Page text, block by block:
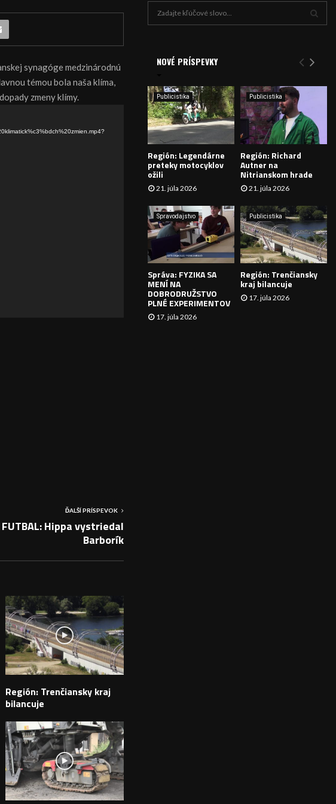
synagóge medzinárodnú
témou bola naša klíma,
zmeny klímy.
ĎALŠÍ PRÍSPEVOK
FUTBAL: Hippa vystriedal
Barborík
Región: Trenčiansky kraj
bilancuje
e
:
Y
H
A
Á
V
A
N
I
NOVÉ PRÍSPEVKY
Publicistika
Región: Legendárne
preteky motocyklov
ožili
21. júla 2026
Publicistika
Región: Richard
Autner na
Nitrianskom hrade
21. júla 2026
Spravodajstvo
Správa: FYZIKA SA
MENÍ NA
DOBRODRUŽSTVO
PLNÉ EXPERIMENTOV
17. júla 2026
Publicistika
Región: Trenčiansky
kraj bilancuje
17. júla 2026